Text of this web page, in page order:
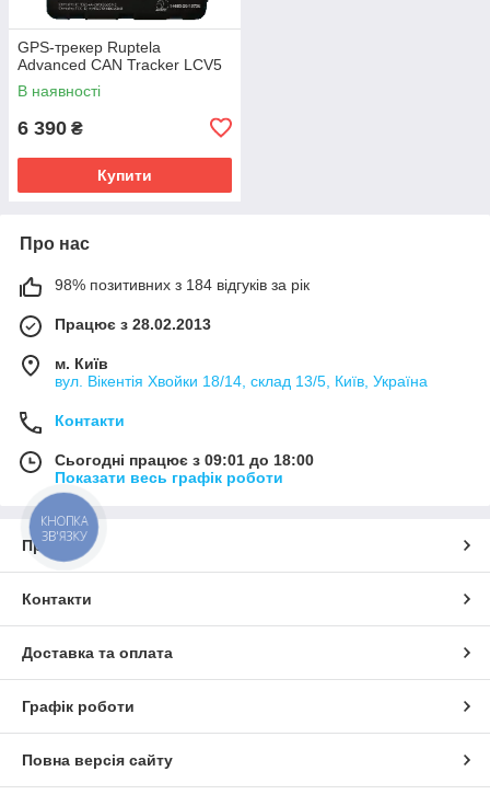
GPS-трекер Ruptela
Advanced CAN Tracker LCV5
В наявності
6 390 ₴
Купити
Про нас
98% позитивних з 184 відгуків за рік
Працює з 28.02.2013
м. Київ
вул. Вікентія Хвойки 18/14, склад 13/5, Київ, Україна
Контакти
Сьогодні працює з 09:01 до 18:00
Показати весь графік роботи
Про нас
Контакти
Доставка та оплата
Графік роботи
Повна версія сайту
КНОПКА
ЗВ'ЯЗКУ